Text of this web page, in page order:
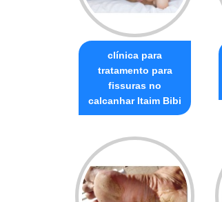
clínica para
tratamento para
fissuras no
calcanhar Itaim Bibi